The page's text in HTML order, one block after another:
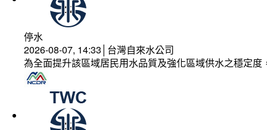
停水
2026-08-07, 14:33│台灣自來水公司
為全面提升該區域居民用水品質及強化區域供水之穩定